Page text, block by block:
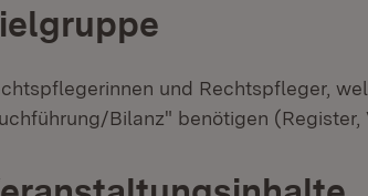
und Rechtspfleger,
Bilanz" benötigen